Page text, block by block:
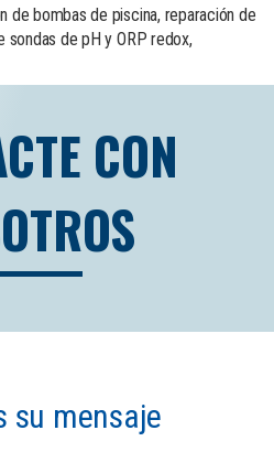
de bombas de piscina, reparación de
de pH y ORP redox,
CON
su mensaje